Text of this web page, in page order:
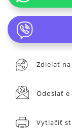
Zdieľať
Odoslať
Vytlačiť